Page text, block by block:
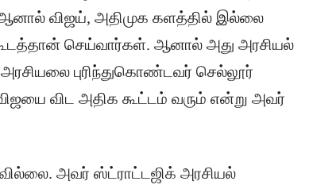
ஆனால் விஜய், அதிமுக களத்தில் இல்லை
செய்வார்கள். ஆனால் அது அரசியல்
புரிந்துகொண்டவர் செல்லூர்
விட அதிக கூட்டம் வரும் என்று அவர்
அவர் ஸ்ட்ராட்டஜிக் அரசியல்